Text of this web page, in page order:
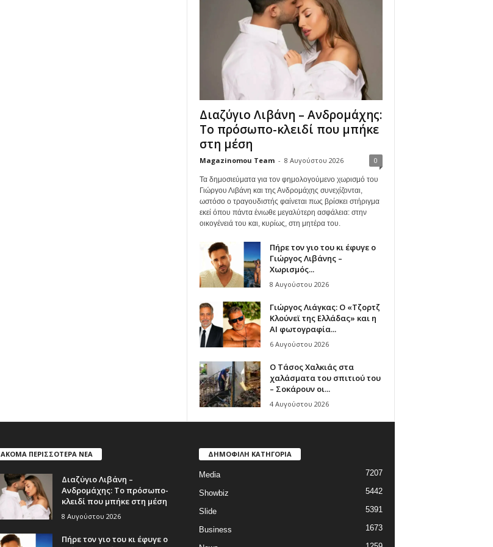
Διαζύγιο Λιβάνη – Ανδρομάχης:
Το πρόσωπο-κλειδί που μπήκε
στη μέση
Magazinomou Team - 8 Αυγούστου 2026 0
Τα δημοσιεύματα για τον φημολογούμενο χωρισμό του
Γιώργου Λιβάνη και της Ανδρομάχης συνεχίζονται,
ωστόσο ο τραγουδιστής φαίνεται πως βρίσκει στήριγμα
εκεί όπου πάντα ένιωθε μεγαλύτερη ασφάλεια: στην
οικογένειά του και, κυρίως, στη μητέρα του.
Πήρε τον γιο του κι έφυγε ο
Γιώργος Λιβάνης –
Χωρισμός...
8 Αυγούστου 2026
Γιώργος Λιάγκας: Ο «Τζορτζ
Κλούνεϊ της Ελλάδας» και η
AI φωτογραφία...
6 Αυγούστου 2026
Ο Τάσος Χαλκιάς στα
χαλάσματα του σπιτιού του
– Σοκάρουν οι...
4 Αυγούστου 2026
ΑΚΟΜΑ ΠΕΡΙΣΣΟΤΕΡΑ ΝΕΑ
Διαζύγιο Λιβάνη –
Ανδρομάχης: Το πρόσωπο-
κλειδί που μπήκε στη μέση
8 Αυγούστου 2026
Πήρε τον γιο του κι έφυγε ο
ΔΗΜΟΦΙΛΗ ΚΑΤΗΓΟΡΙΑ
Media 7207
Showbiz 5442
Slide 5391
Business 1673